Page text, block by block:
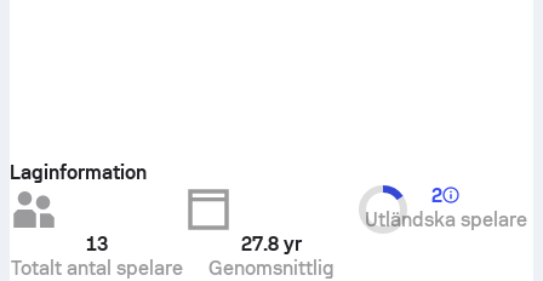
Laginformation
13
Totalt antal spelare
27.8 yr
Genomsnittlig
2
Utländska spelare